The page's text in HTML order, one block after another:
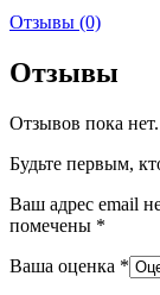
Отзывы (0)
Отзывы
Отзывов пока нет.
Будьте первым,
Ваш адрес email
помечены *
Ваша оценка *